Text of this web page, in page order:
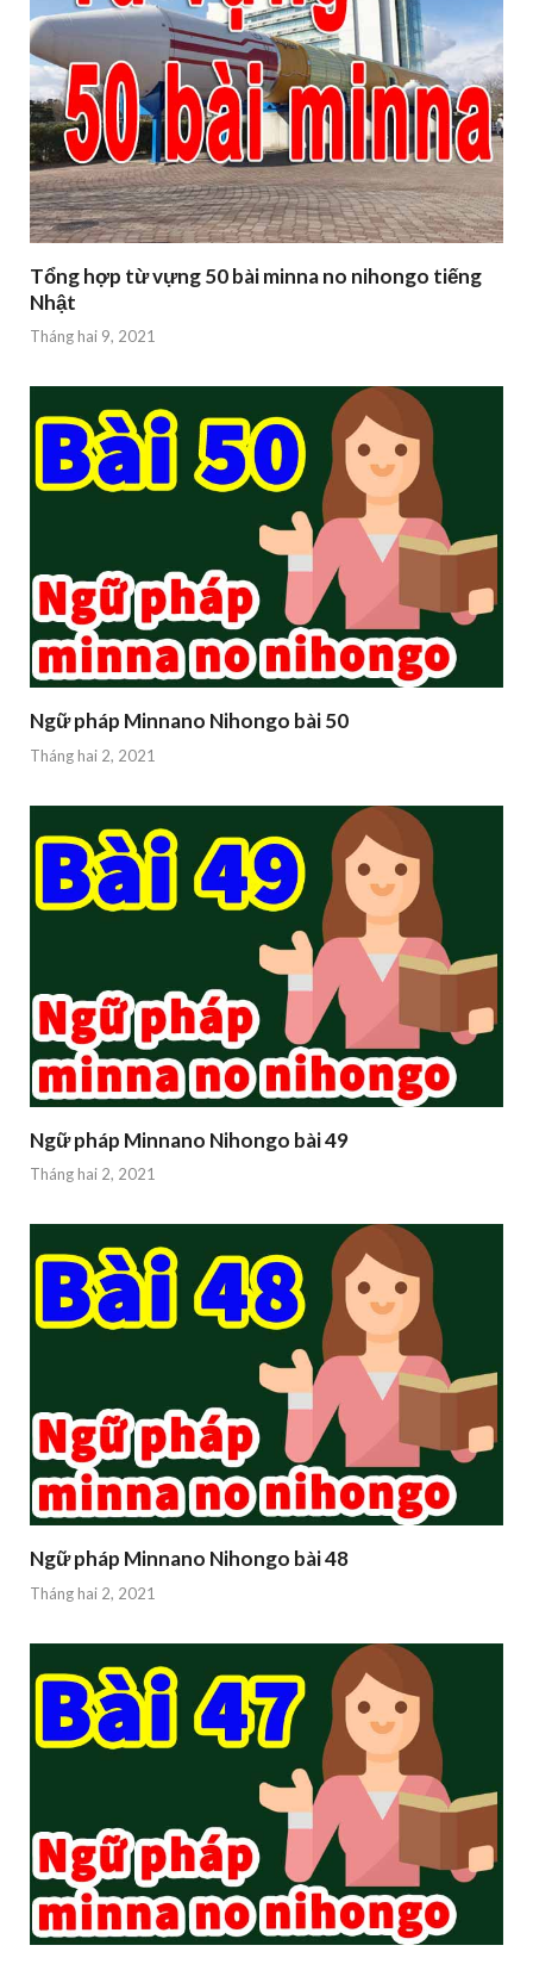
Tổng hợp từ vựng 50 bài minna no nihongo tiếng
Nhật
Tháng hai 9, 2021
Ngữ pháp Minnano Nihongo bài 50
Tháng hai 2, 2021
Ngữ pháp Minnano Nihongo bài 49
Tháng hai 2, 2021
Ngữ pháp Minnano Nihongo bài 48
Tháng hai 2, 2021